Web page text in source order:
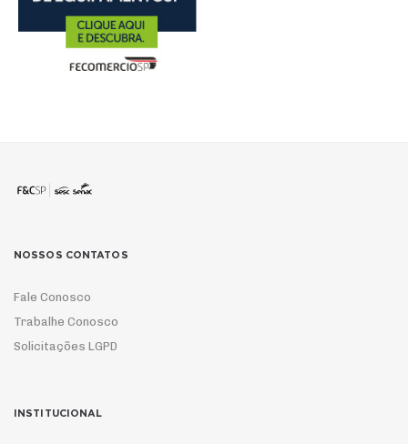
NOSSOS CONTATOS
Fale Conosco
Trabalhe Conosco
Solicitações LGPD
INSTITUCIONAL